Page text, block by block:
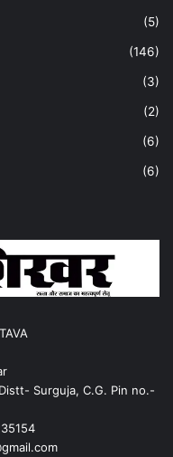
(5)
(146)
(3)
(2)
(6)
(6)
Surguja, C.G. Pin no.-